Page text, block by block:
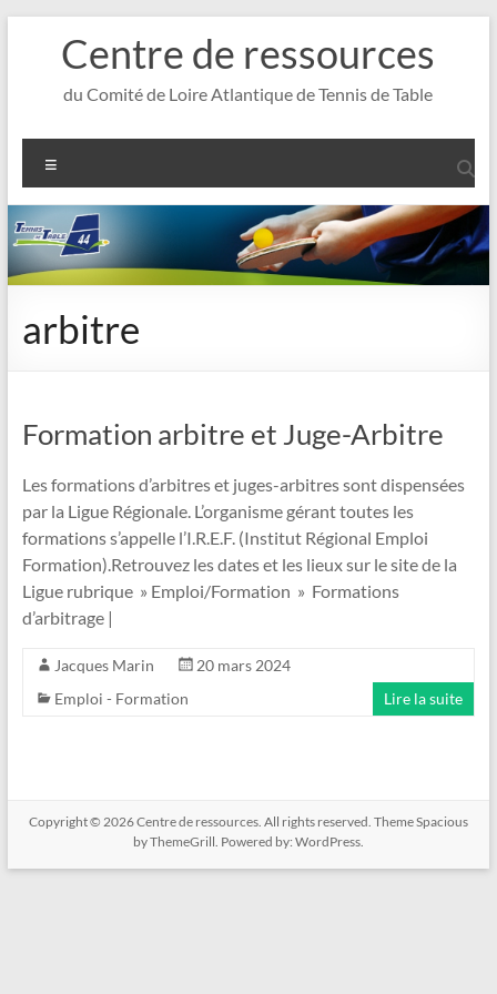
contenuCentre de ressources
du Comité de Loire Atlantique de Tennis de Table
arbitre
Formation arbitre et Juge-Arbitre
Les formations d’arbitres et juges-arbitres sont dispensées
par la Ligue Régionale. L’organisme gérant toutes les
formations s’appelle l’I.R.E.F. (Institut Régional Emploi
Formation).Retrouvez les dates et les lieux sur le site de la
Ligue rubrique » Emploi/Formation » Formations
d’arbitrage |
Jacques Marin
20 mars 2024
Emploi - Formation
Lire la suite
Copyright © 2026Centre de ressources. All rights reserved. ThemeSpacious
by ThemeGrill. Powered by: WordPress.